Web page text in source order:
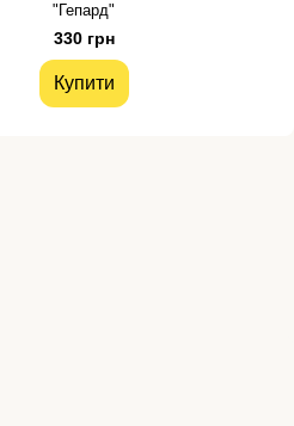
"Гепард"
330 грн
Купити